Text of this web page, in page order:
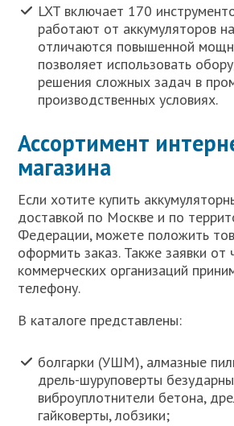
LXT включает 170
работают от аккумуляторов
отличаются повышенной
позволяет использовать
решения сложных задач в
производственных условиях.
Ассортимент
магазина
Если хотите купить
доставкой по Москве и по
Федерации, можете положить
оформить заказ. Также заявки от
коммерческих организаций
телефону.
В каталоге представлены:
болгарки (УШМ), алмазные
дрель-шуруповерты
виброуплотнители бетона,
гайковерты, лобзики;